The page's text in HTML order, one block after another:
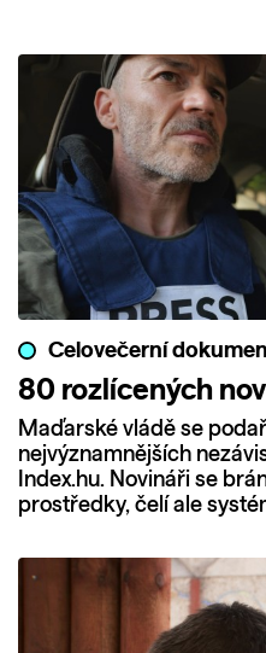
Celovečerní
80 rozlícených
Maďarské vládě se
nejvýznamnějších
Index.hu. Novináři se
prostředky, čelí ale